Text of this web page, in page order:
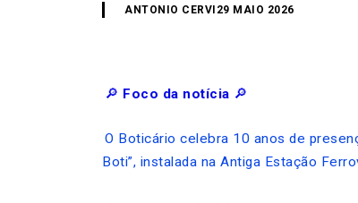
ANTONIO CERVI 29 MAIO 2026
🔎 Foco da notícia 🔎
O Boticário celebra 10 anos de
Boti”, instalada na Antiga Estação